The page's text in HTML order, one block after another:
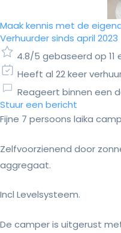
Maak kennis met de
Verhuurder sinds april 2023
4.8/5 gebaseerd op 11
Heeft al 22 keer
Reageert binnen een
Stuur een bericht
Fijne 7 persoons laika
Zelfvoorzienend door
aggregaat.
Incl Levelsysteem.
De camper is uitgerust